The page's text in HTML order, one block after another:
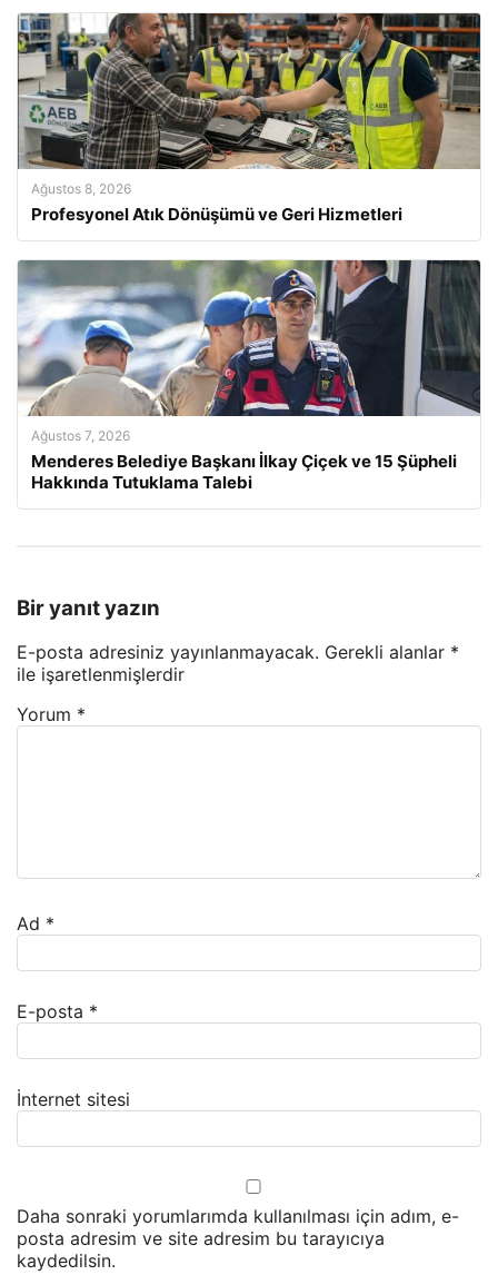
Ağustos 8, 2026
Profesyonel Atık Dönüşümü ve Geri Hizmetleri
Ağustos 7, 2026
Menderes Belediye Başkanı İlkay Çiçek ve 15 Şüpheli
Hakkında Tutuklama Talebi
Bir yanıt yazın
E-posta adresiniz yayınlanmayacak. Gerekli alanlar *
ile işaretlenmişlerdir
Yorum *
Ad *
E-posta *
İnternet sitesi
Daha sonraki yorumlarımda kullanılması için adım, e-
posta adresim ve site adresim bu tarayıcıya
kaydedilsin.